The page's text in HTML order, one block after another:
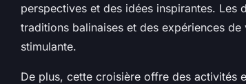
perspectives et des idées inspirantes. Les
traditions balinaises et des expériences
stimulante.
De plus, cette croisière offre des activités